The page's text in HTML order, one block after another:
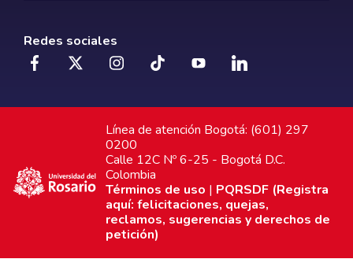
Redes sociales
Línea de atención Bogotá: (601) 297
0200
Calle 12C Nº 6-25 - Bogotá D.C.
Colombia
Términos de uso | PQRSDF (Registra
aquí: felicitaciones, quejas,
reclamos, sugerencias y derechos de
petición)